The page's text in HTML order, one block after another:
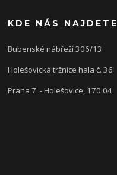
KDE NÁS NAJDETE
Bubenské nábřeží 306/13
Holešovická tržnice hala č. 36
Praha 7 - Holešovice, 170 04